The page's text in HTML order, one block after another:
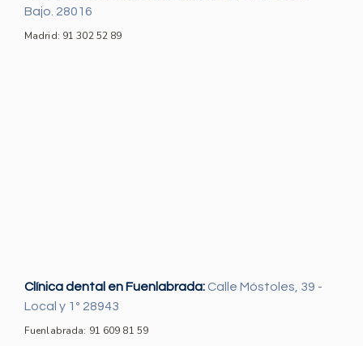
Bajo. 28016
Madrid: 91 302 52 89
Clínica dental en Fuenlabrada: Calle Móstoles, 39 -
Local y 1º 28943
Fuenlabrada: 91 609 81 59